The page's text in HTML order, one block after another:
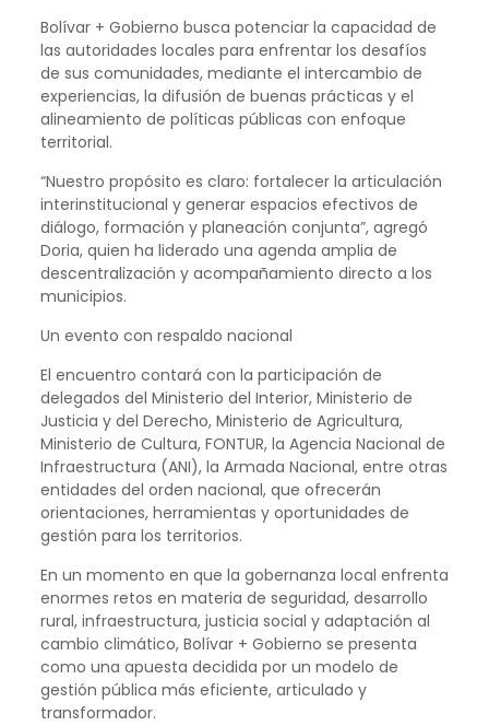
Bolívar + Gobierno busca potenciar la capacidad de
las autoridades locales para enfrentar los desafíos
de sus comunidades, mediante el intercambio de
experiencias, la difusión de buenas prácticas y el
alineamiento de políticas públicas con enfoque
territorial.
“Nuestro propósito es claro: fortalecer la articulación
interinstitucional y generar espacios efectivos de
diálogo, formación y planeación conjunta”, agregó
Doria, quien ha liderado una agenda amplia de
descentralización y acompañamiento directo a los
municipios.
Un evento con respaldo nacional
El encuentro contará con la participación de
delegados del Ministerio del Interior, Ministerio de
Justicia y del Derecho, Ministerio de Agricultura,
Ministerio de Cultura, FONTUR, la Agencia Nacional de
Infraestructura (ANI), la Armada Nacional, entre otras
entidades del orden nacional, que ofrecerán
orientaciones, herramientas y oportunidades de
gestión para los territorios.
En un momento en que la gobernanza local enfrenta
enormes retos en materia de seguridad, desarrollo
rural, infraestructura, justicia social y adaptación al
cambio climático, Bolívar + Gobierno se presenta
como una apuesta decidida por un modelo de
gestión pública más eficiente, articulado y
transformador.